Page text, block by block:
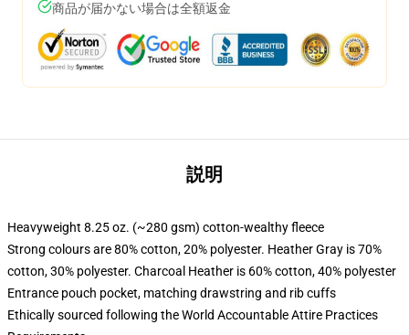
商品が届かない場合は全額返金
説明
Heavyweight 8.25 oz. (~280 gsm) cotton-wealthy fleece
Strong colours are 80% cotton, 20% polyester. Heather Gray is 70%
cotton, 30% polyester. Charcoal Heather is 60% cotton, 40% polyester
Entrance pouch pocket, matching drawstring and rib cuffs
Ethically sourced following the World Accountable Attire Practices